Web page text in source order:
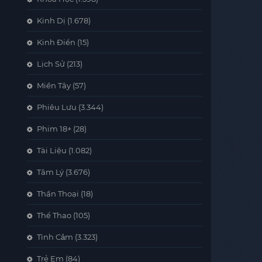
Kinh Dị (1.678)
Kinh Điển (15)
Lịch Sử (213)
Miền Tây (57)
Phiêu Lưu (3.344)
Phim 18+ (28)
Tài Liệu (1.082)
Tâm Lý (3.676)
Thần Thoại (18)
Thể Thao (105)
Tình Cảm (3.323)
Trẻ Em (84)